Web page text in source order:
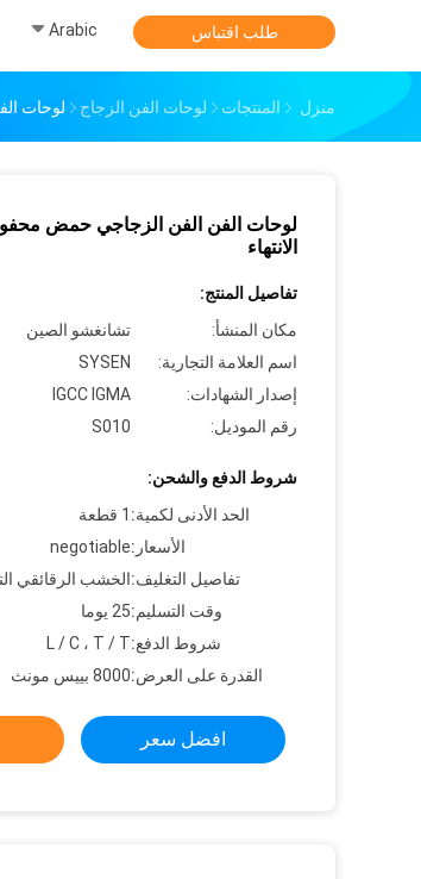
Arabic طلب اقتباس
منزل المنتجات لوحات الفن الزجاج لوحات
لوحات الفن الفن الزجاجي حمض
الانتهاء
تفاصيل المنتج:
مكان المنشأ:
تشانغشو الصين
اسم العلامة التجارية:
SYSEN
إصدار الشهادات:
IGCC IGMA
رقم الموديل:
S010
شروط الدفع والشحن:
الحد الأدنى لكمية: 1 قطعة
الأسعار:negotiable
تفاصيل التغليف:الخشب الرقائقي
وقت التسليم:25 يوما
شروط الدفع:L / C ، T / T
القدرة على العرض:8000 بييس مونث
افضل سعر